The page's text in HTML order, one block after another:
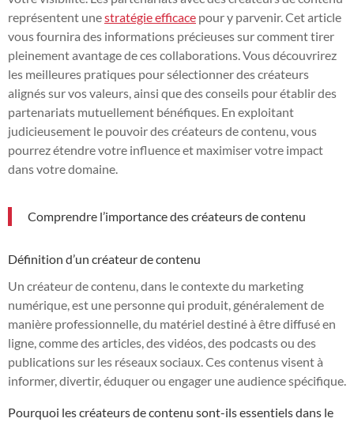
représentent unestratégie efficace pour y parvenir. Cet article
vous fournira des informations précieuses sur comment tirer
pleinement avantage de ces collaborations. Vous découvrirez
les meilleures pratiques pour sélectionner des créateurs
alignés sur vos valeurs, ainsi que des conseils pour établir des
partenariats mutuellement bénéfiques. En exploitant
judicieusement le pouvoir des créateurs de contenu, vous
pourrez étendre votre influence et maximiser votre impact
dans votre domaine.
Comprendre l’importance des créateurs de contenu
Définition d’un créateur de contenu
Un créateur de contenu, dans le contexte du marketing
numérique, est une personne qui produit, généralement de
manière professionnelle, du matériel destiné à être diffusé en
ligne, comme des articles, des vidéos, des podcasts ou des
publications sur les réseaux sociaux. Ces contenus visent à
informer, divertir, éduquer ou engager une audience spécifique.
Pourquoi les créateurs de contenu sont-ils essentiels dans le